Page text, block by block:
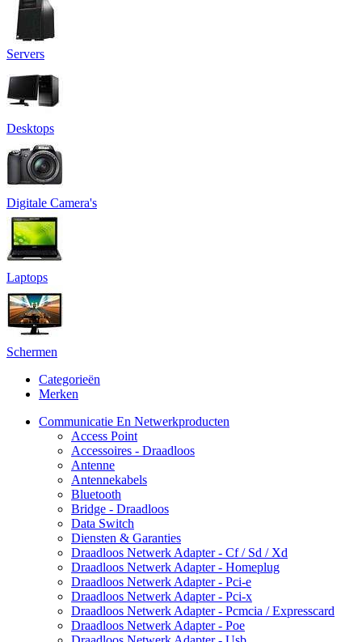
Servers
Desktops
Digitale Camera's
Laptops
Schermen
Categorieën
Merken
Communicatie En Netwerkproducten
Access Point
Accessoires - Draadloos
Antenne
Antennekabels
Bluetooth
Bridge - Draadloos
Data Switch
Diensten & Garanties
Draadloos Netwerk Adapter - Cf / Sd / Xd
Draadloos Netwerk Adapter - Homeplug
Draadloos Netwerk Adapter - Pci-e
Draadloos Netwerk Adapter - Pci-x
Draadloos Netwerk Adapter - Pcmcia / Expresscard
Draadloos Netwerk Adapter - Poe